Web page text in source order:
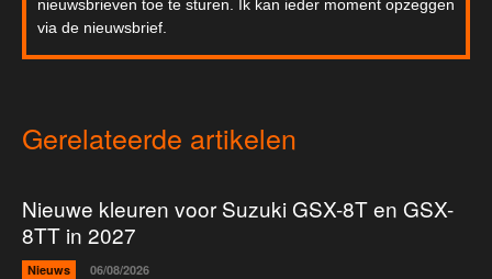
nieuwsbrieven toe te sturen. Ik kan ieder moment opzeggen
via de nieuwsbrief.
Gerelateerde artikelen
Nieuwe kleuren voor Suzuki GSX-8T en GSX-
8TT in 2027
Nieuws 06/08/2026